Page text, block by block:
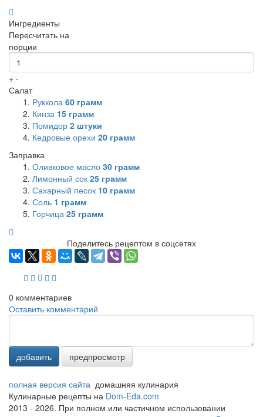
Ингредиенты
Пересчитать на
порции
+ -
Салат
Руккола 60 грамм
Кинза 15 грамм
Помидор 2 штуки
Кедровые орехи 20 грамм
Заправка
Оливковое масло 30 грамм
Лимонный сок 25 грамм
Сахарный песок 10 грамм
Соль 1 грамм
Горчица 25 грамм
Поделитесь рецептом в соцсетях
0 комментариев
Оставить комментарий
добавить предпросмотр
полная версия сайта домашняя кулинария
Кулинарные рецепты на Dom-Eda.com
2013 - 2026. При полном или частичном использовании